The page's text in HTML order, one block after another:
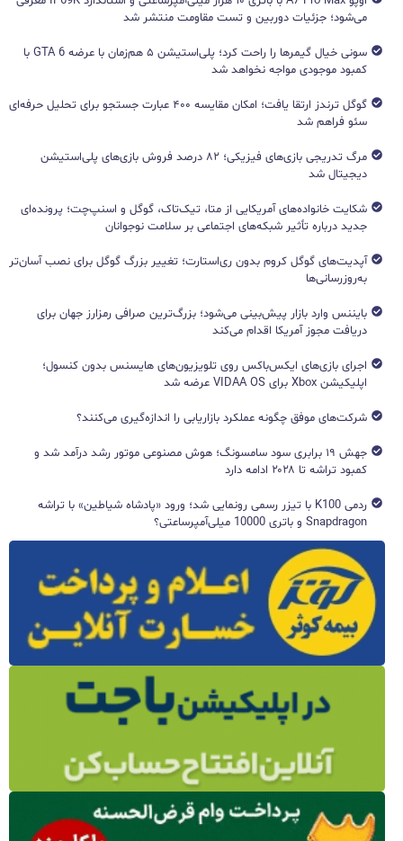
می‌شود؛ جزئیات دوربین و تست مقاومت منتشر شد
سونی خیال گیمرها را راحت کرد؛ پلی‌استیشن ۵ هم‌زمان با عرضه GTA 6 با
کمبود موجودی مواجه نخواهد شد
گوگل ترندز ارتقا یافت؛ امکان مقایسه ۴۰۰ عبارت جستجو برای تحلیل حرفه‌ای
سئو فراهم شد
مرگ تدریجی بازی‌های فیزیکی؛ ۸۲ درصد فروش بازی‌های پلی‌استیشن
دیجیتال شد
شکایت خانواده‌های آمریکایی از متا، تیک‌تاک، گوگل و اسنپ‌چت؛ پرونده‌ای
جدید درباره تأثیر شبکه‌های اجتماعی بر سلامت نوجوانان
آپدیت‌های گوگل کروم بدون ری‌استارت؛ تغییر بزرگ گوگل برای نصب آسان‌تر
به‌روزرسانی‌ها
بایننس وارد بازار پیش‌بینی می‌شود؛ بزرگ‌ترین صرافی رمزارز جهان برای
دریافت مجوز آمریکا اقدام می‌کند
اجرای بازی‌های ایکس‌باکس روی تلویزیون‌های هایسنس بدون کنسول؛
اپلیکیشن Xbox برای VIDAA OS عرضه شد
شرکت‌های موفق چگونه عملکرد بازاریابی را اندازه‌گیری می‌کنند؟
جهش ۱۹ برابری سود سامسونگ؛ هوش مصنوعی موتور رشد درآمد شد و
کمبود تراشه تا ۲۰۲۸ ادامه دارد
ردمی K100 با تیزر رسمی رونمایی شد؛ ورود «پادشاه شیاطین» با تراشه
Snapdragon و باتری 10000 میلی‌آمپرساعتی؟